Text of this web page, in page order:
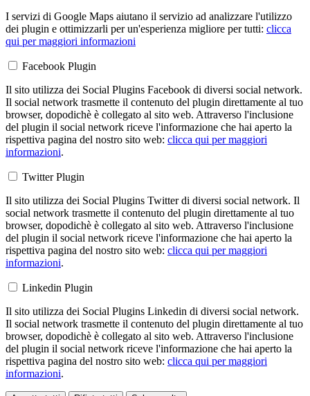
I servizi di Google Maps aiutano il servizio ad analizzare l'utilizzo
dei plugin e ottimizzarli per un'esperienza migliore per tutti: clicca
qui per maggiori informazioni
Facebook Plugin
Il sito utilizza dei Social Plugins Facebook di diversi social network.
Il social network trasmette il contenuto del plugin direttamente al tuo
browser, dopodichè è collegato al sito web. Attraverso l'inclusione
del plugin il social network riceve l'informazione che hai aperto la
rispettiva pagina del nostro sito web: clicca qui per maggiori
informazioni.
Twitter Plugin
Il sito utilizza dei Social Plugins Twitter di diversi social network. Il
social network trasmette il contenuto del plugin direttamente al tuo
browser, dopodichè è collegato al sito web. Attraverso l'inclusione
del plugin il social network riceve l'informazione che hai aperto la
rispettiva pagina del nostro sito web: clicca qui per maggiori
informazioni.
Linkedin Plugin
Il sito utilizza dei Social Plugins Linkedin di diversi social network.
Il social network trasmette il contenuto del plugin direttamente al tuo
browser, dopodichè è collegato al sito web. Attraverso l'inclusione
del plugin il social network riceve l'informazione che hai aperto la
rispettiva pagina del nostro sito web: clicca qui per maggiori
informazioni.